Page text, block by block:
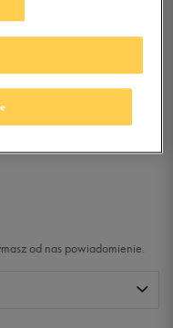
od nas powiadomienie.